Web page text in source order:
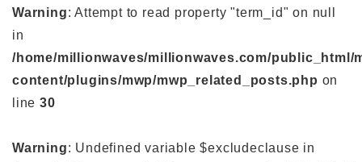
Warning: Attempt to read property "term_id" on null
in
/home/millionwaves/millionwaves.com/public_html/
content/plugins/mwp/mwp_related_posts.php on
line 30
Warning: Undefined variable $excludeclause in